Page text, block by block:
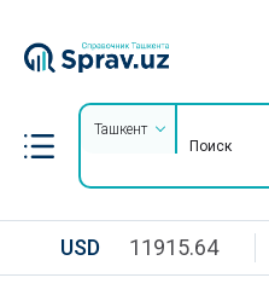
Ташкент
USD 11915.64